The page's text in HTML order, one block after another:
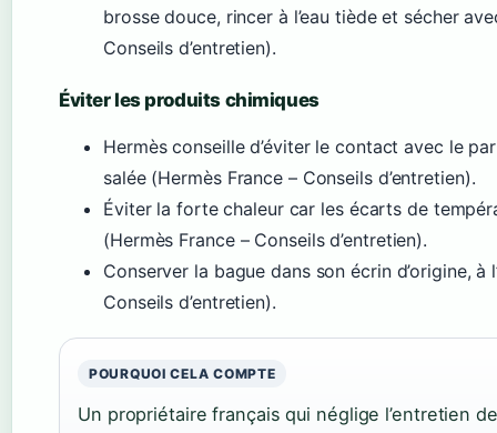
brosse douce, rincer à l’eau tiède et sécher
Conseils d’entretien).
Éviter les produits chimiques
Hermès conseille d’éviter le contact avec le
salée (Hermès France – Conseils d’entretien).
Éviter la forte chaleur car les écarts de
(Hermès France – Conseils d’entretien).
Conserver la bague dans son écrin d’origine, à
Conseils d’entretien).
POURQUOI CELA COMPTE
Un propriétaire français qui néglige l’entretien